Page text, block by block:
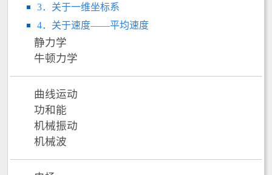
3．关于一维坐标系
4．关于速度——平均速度
静力学
牛顿力学
曲线运动
功和能
机械振动
机械波